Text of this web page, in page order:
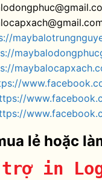
lẻ hoặc
trợ in